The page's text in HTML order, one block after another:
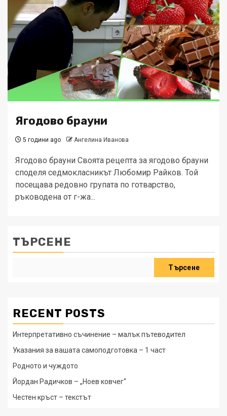
Ягодово брауни
5 години ago Ангелина Иванова
Ягодово брауни Своята рецепта за ягодово брауни
споделя седмокласникът Любомир Райков. Той
посещава редовно групата по готварство,
ръководена от г-жа...
ТЪРСЕНЕ
Търсене
RECENT POSTS
Интерпретативно съчинение – малък пътеводител
Указания за вашата самоподготовка – 1 част
Родното и чуждото
Йордан Радичков – „Ноев ковчег“
Честен кръст – текстът